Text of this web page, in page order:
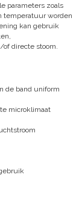
parameters zoals
temperatuur worden
kan gebruik
directe stoom.
de band uniform
microklimaat